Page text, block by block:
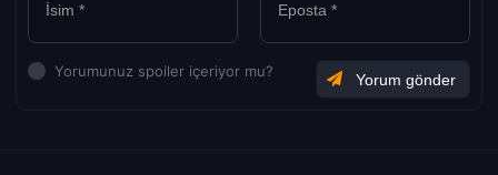
Yorumunuz spoiler içeriyor mu?